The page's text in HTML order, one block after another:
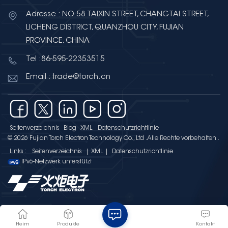
eine installierte Gesamtleistung
von 561,2 kW und eine
ermöglicht. Für unser
mehrschichtige Keramik-
Chipkondensatoren –
implementieren wir ein CO2-
Fußabdruckmanagement über
den gesamten Lebenszyklus und
Umweltmanagementsysteme
erhalten. Die Tochtergesellschaften
Adresse : NO.58 TAIXIN STREET, CHANGTAI STREET,
LICHENG DISTRICT, QUANZHOU CITY, FUJIAN
PROVINCE, CHINA
Tel :86-595-22353515
Email : trade@torch.cn
Seitenverzeichnis Blog XML
Datenschutzrichtlinie
© 2026 Fujian Torch Electron Technology Co., Ltd .Alle Rechte vorbehalten .
Links : Seitenverzeichnis XML
Datenschutzrichtlinie
IPv6-Netzwerk unterstützt
Heim Produkte Kontakt